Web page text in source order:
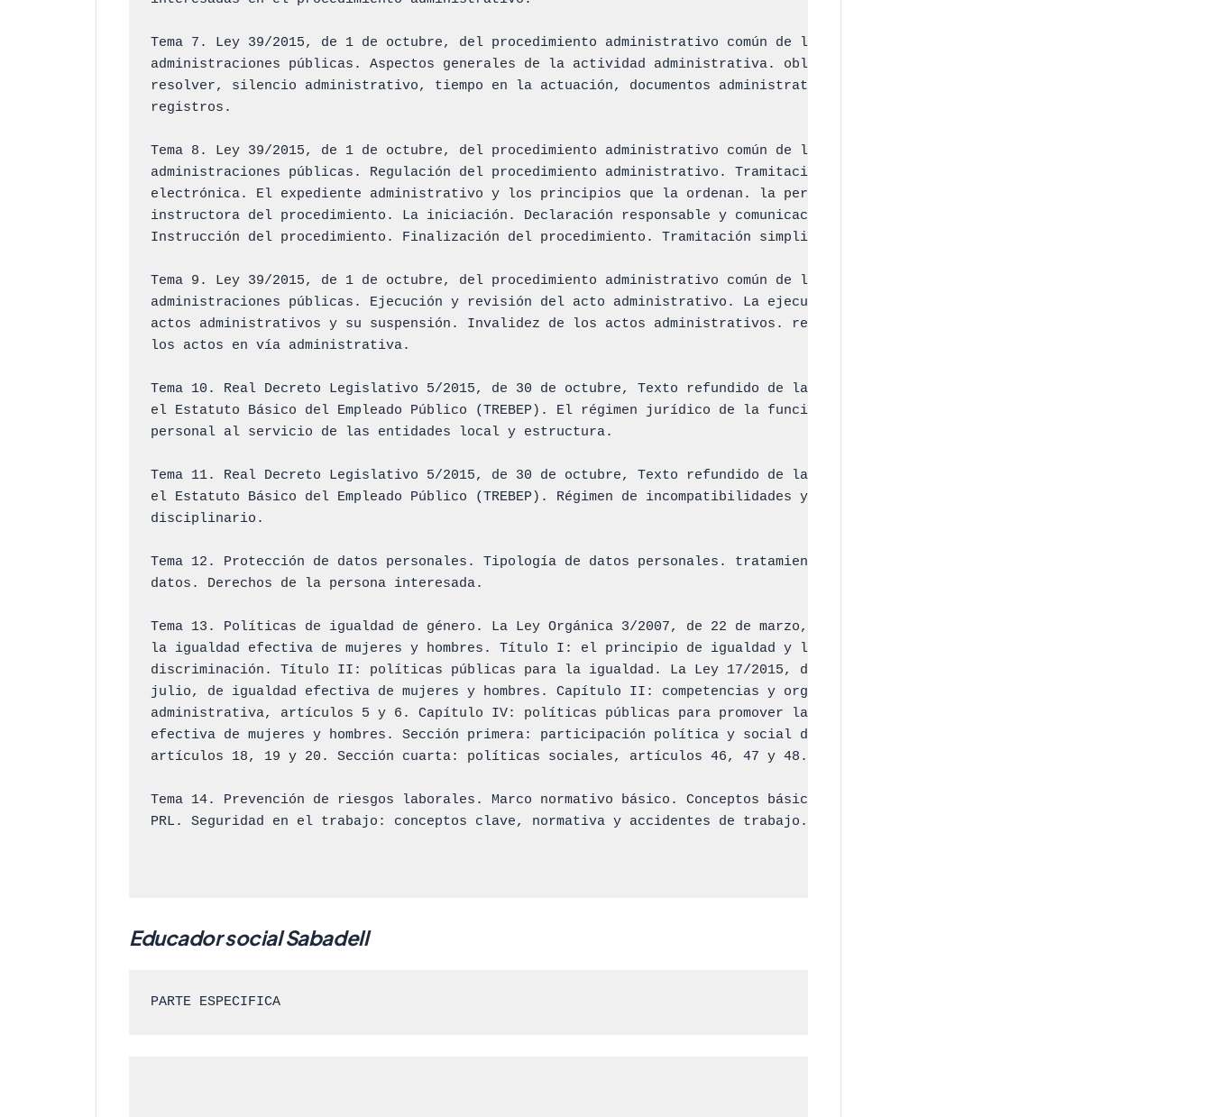
Tema 7. Ley 39/2015, de 1 de octubre, del procedimiento administrativo común de las
administraciones públicas. Aspectos generales de la actividad administrativa. obligación de
resolver, silencio administrativo, tiempo en la actuación, documentos administrativos, archivos y
registros.
Tema 8. Ley 39/2015, de 1 de octubre, del procedimiento administrativo común de las
administraciones públicas. Regulación del procedimiento administrativo. Tramitación
electrónica. El expediente administrativo y los principios que la ordenan. la persona
instructora del procedimiento. La iniciación. Declaración responsable y comunicación.
Instrucción del procedimiento. Finalización del procedimiento. Tramitación simplificada.
Tema 9. Ley 39/2015, de 1 de octubre, del procedimiento administrativo común de las
administraciones públicas. Ejecución y revisión del acto administrativo. La ejecución de los
actos administrativos y su suspensión. Invalidez de los actos administrativos. revisión
los actos en vía administrativa.
Tema 10. Real Decreto Legislativo 5/2015, de 30 de octubre, Texto refundido de la Ley de
el Estatuto Básico del Empleado Público (TREBEP). El régimen jurídico de la función pública. el
personal al servicio de las entidades local y estructura.
Tema 11. Real Decreto Legislativo 5/2015, de 30 de octubre, Texto refundido de la Ley de
el Estatuto Básico del Empleado Público (TREBEP). Régimen de incompatibilidades y régimen
disciplinario.
Tema 12. Protección de datos personales. Tipología de datos personales. tratamiento de
datos. Derechos de la persona interesada.
Tema 13. Políticas de igualdad de género. La Ley Orgánica 3/2007, de 22 de marzo, por
la igualdad efectiva de mujeres y hombres. Título I: el principio de igualdad y la tutela contra la
discriminación. Título II: políticas públicas para la igualdad. La Ley 17/2015, de 21 de
julio, de igualdad efectiva de mujeres y hombres. Capítulo II: competencias y organización
administrativa, artículos 5 y 6. Capítulo IV: políticas públicas para promover la igualdad
efectiva de mujeres y hombres. Sección primera: participación política y social de las mujeres,
artículos 18, 19 y 20. Sección cuarta: políticas sociales, artículos 46, 47 y 48.
Tema 14. Prevención de riesgos laborales. Marco normativo básico. Conceptos básicos sobre
PRL. Seguridad en el trabajo: conceptos clave, normativa y accidentes de trabajo.
Educador social Sabadell
PARTE ESPECIFICA